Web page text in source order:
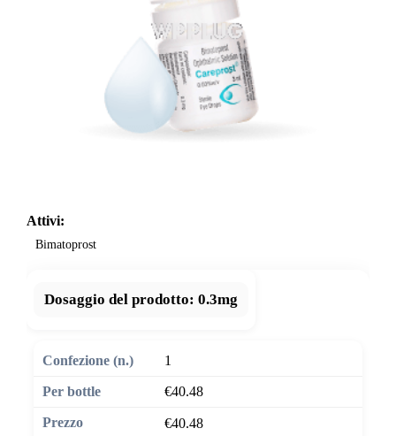
Attivi:
Bimatoprost
Dosaggio del prodotto: 0.3mg
1
€40.48
€40.48